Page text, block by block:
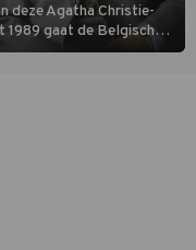
deze Agatha Christie-
gaat de Belgische
Poirot raakt al snel